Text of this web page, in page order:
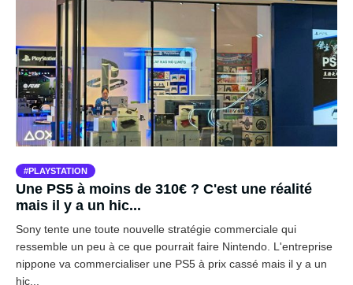
PLAYSTATION
Une PS5 à moins de 310€ ? C'est une réalité
mais il y a un hic...
Sony tente une toute nouvelle stratégie commerciale qui
ressemble un peu à ce que pourrait faire Nintendo. L'entreprise
nippone va commercialiser une PS5 à prix cassé mais il y a un
hic...